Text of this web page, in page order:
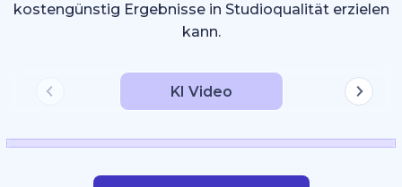
kostengünstig Ergebnisse in Studioqualität erzielen
kann.
KI Video